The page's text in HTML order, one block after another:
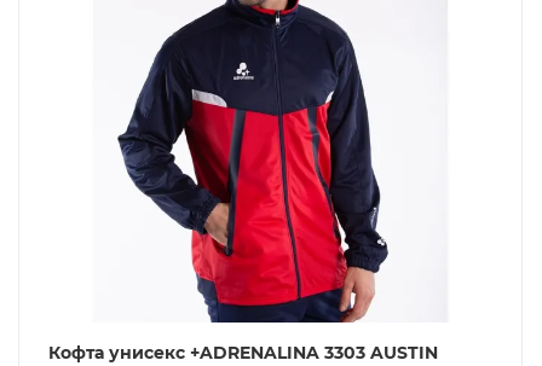
Кофта унисекс +ADRENALINA 3303 AUSTIN